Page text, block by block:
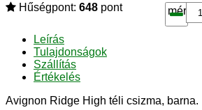
Hűségpont: 648 pont méret*:
Leírás
Tulajdonságok
Szállítás
Értékelés
Avignon Ridge High téli csizma, barna.